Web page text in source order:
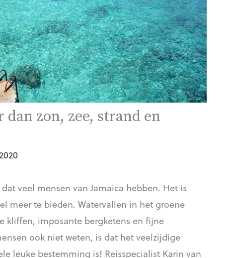
zon, zee, strand en
veel mensen van Jamaica hebben. Het is
meer te bieden. Watervallen in het groene
kliffen, imposante bergketens en fijne
ook niet weten, is dat het veelzijdige
leuke bestemming is! Reisspecialist Karin van